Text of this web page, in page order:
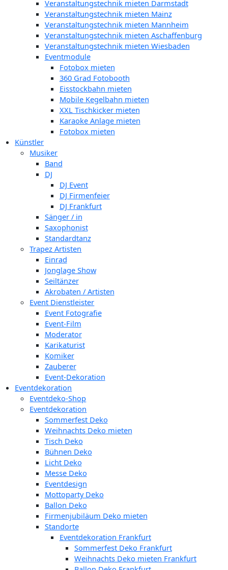
Veranstaltungstechnik mieten Darmstadt
Veranstaltungstechnik mieten Mainz
Veranstaltungstechnik mieten Mannheim
Veranstaltungstechnik mieten Aschaffenburg
Veranstaltungstechnik mieten Wiesbaden
Eventmodule
Fotobox mieten
360 Grad Fotobooth
Eisstockbahn mieten
Mobile Kegelbahn mieten
XXL Tischkicker mieten
Karaoke Anlage mieten
Fotobox mieten
Künstler
Musiker
Band
DJ
DJ Event
DJ Firmenfeier
DJ Frankfurt
Sänger / in
Saxophonist
Standardtanz
Trapez Artisten
Einrad
Jonglage Show
Seiltänzer
Akrobaten / Artisten
Event Dienstleister
Event Fotografie
Event-Film
Moderator
Karikaturist
Komiker
Zauberer
Event-Dekoration
Eventdekoration
Eventdeko-Shop
Eventdekoration
Sommerfest Deko
Weihnachts Deko mieten
Tisch Deko
Bühnen Deko
Licht Deko
Messe Deko
Eventdesign
Mottoparty Deko
Ballon Deko
Firmenjubiläum Deko mieten
Standorte
Eventdekoration Frankfurt
Sommerfest Deko Frankfurt
Weihnachts Deko mieten Frankfurt